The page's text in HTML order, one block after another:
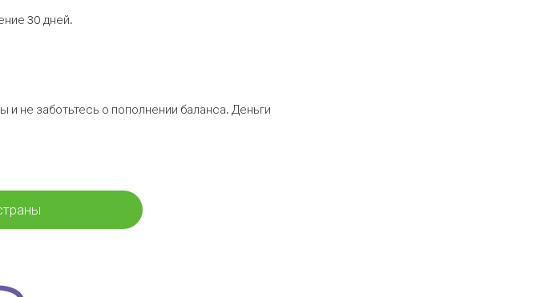
30 дней.
не заботьтесь о пополнении баланса. Деньги